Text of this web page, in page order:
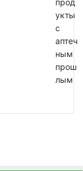
прод
укты
с
аптеч
ным
прош
лым